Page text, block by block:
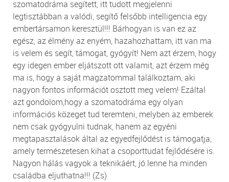
szomatodráma segített, itt tudott megjelenni
legtisztábban a valódi, segítő felsőbb intelligencia egy
embertársamon keresztül!!! Bárhogyan is van ez az
egész, az élmény az enyém, hazahozhattam, itt van ma
is velem és segít, támogat, gyógyít! Nem azt érzem, hogy
egy idegen ember eljátszott ott valamit, azt érzem még
ma is, hogy a saját magzatommal találkoztam, aki
nagyon fontos információt osztott meg velem! Ezáltal
azt gondolom,hogy a szomatodráma egy olyan
információs közeget tud teremteni, melyben az emberek
nem csak gyógyulni tudnak, hanem az egyéni
megtapasztalások által az egyedfejlődést is támogatja,
amely természetesen kihat a csoporttudat fejlődésére is.
Nagyon hálás vagyok a teknikáért, jó lenne ha minden
családba eljuthatna!!! (Zs)